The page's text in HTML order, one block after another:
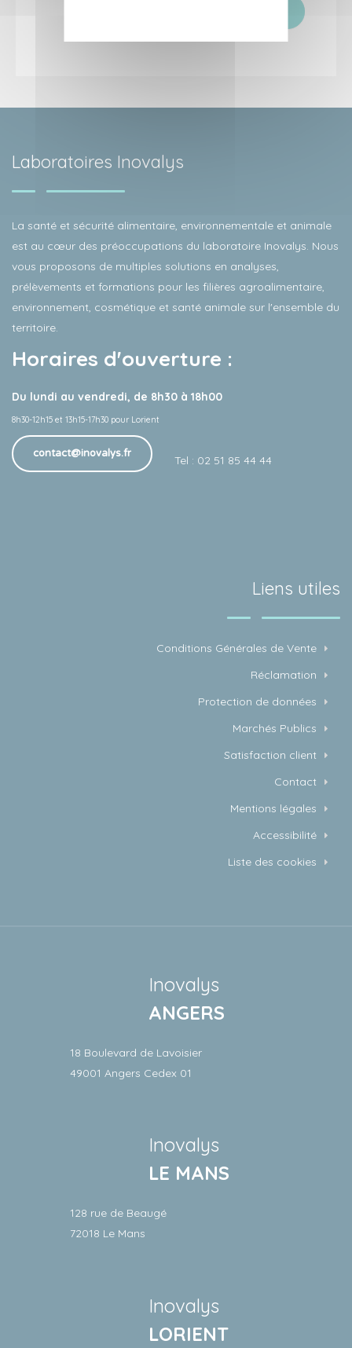
Laboratoires Inovalys
La santé et sécurité alimentaire, environnementale et animale
est au cœur des préoccupations du laboratoire Inovalys. Nous
vous proposons de multiples solutions en analyses,
prélèvements et formations pour les filières agroalimentaire,
environnement, cosmétique et santé animale sur l'ensemble du
territoire.
Horaires d'ouverture :
Du lundi au vendredi, de 8h30 à 18h00
8h30-12h15 et 13h15-17h30 pour Lorient
contact@inovalys.fr
Tel : 02 51 85 44 44
Liens utiles
Conditions Générales de Vente
Réclamation
Protection de données
Marchés Publics
Satisfaction client
Contact
Mentions légales
Accessibilité
Liste des cookies
Inovalys
ANGERS
18 Boulevard de Lavoisier
49001 Angers Cedex 01
Inovalys
LE MANS
128 rue de Beaugé
72018 Le Mans
Inovalys
LORIENT